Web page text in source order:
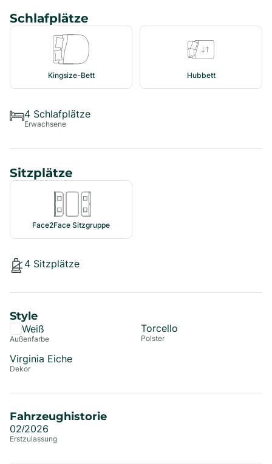
Schlafplätze
Kingsize-Bett Hubbett
4 Schlafplätze
Erwachsene
Sitzplätze
Face2Face Sitzgruppe
4 Sitzplätze
Style
Weiß
Außenfarbe
Torcello
Polster
Virginia Eiche
Dekor
Fahrzeughistorie
02/2026
Erstzulassung